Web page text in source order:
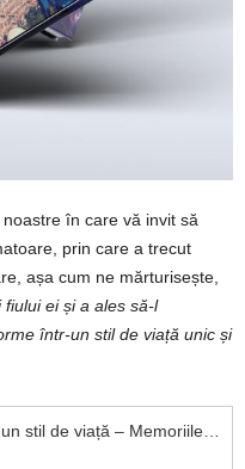
în care vă invit să
prin care a trecut
așa cum ne mărturisește,
ei și a ales să-l
într-un stil de viață unic și